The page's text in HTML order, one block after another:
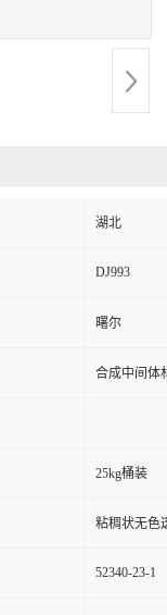
湖北
DJ993
曙尔
合成中间体
25kg桶装
粘稠状无色
52340-23-1